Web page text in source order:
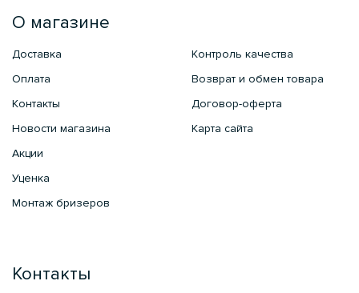
О магазине
Доставка
Оплата
Контакты
Новости магазина
Акции
Уценка
Монтаж бризеров
Контроль качества
Возврат и обмен товара
Договор-оферта
Карта сайта
Контакты